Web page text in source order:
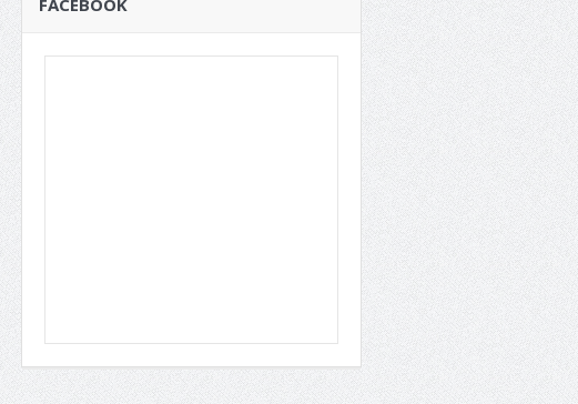
FACEBOOK